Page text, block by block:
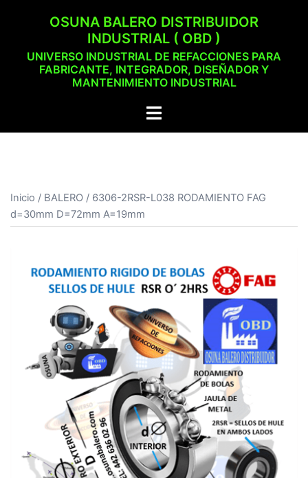
OSUNA BALERO DISTRIBUIDOR
INDUSTRIAL ( OBD )
UNIVERSO INDUSTRIAL DE REFACCIONES PARA
FABRICANTE, INTEGRADOR, DISEÑADOR Y
MANTENIMIENTO INDUSTRIAL
Alternar
Inicio / BALERO / 6306-2RSR-L038 RODAMIENTO FAG
d=30mm D=72mm A=19mm